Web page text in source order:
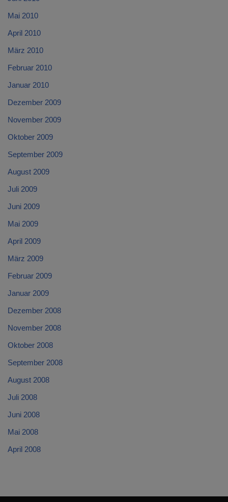
Mai 2010
April 2010
März 2010
Februar 2010
Januar 2010
Dezember 2009
November 2009
Oktober 2009
September 2009
August 2009
Juli 2009
Juni 2009
Mai 2009
April 2009
März 2009
Februar 2009
Januar 2009
Dezember 2008
November 2008
Oktober 2008
September 2008
August 2008
Juli 2008
Juni 2008
Mai 2008
April 2008